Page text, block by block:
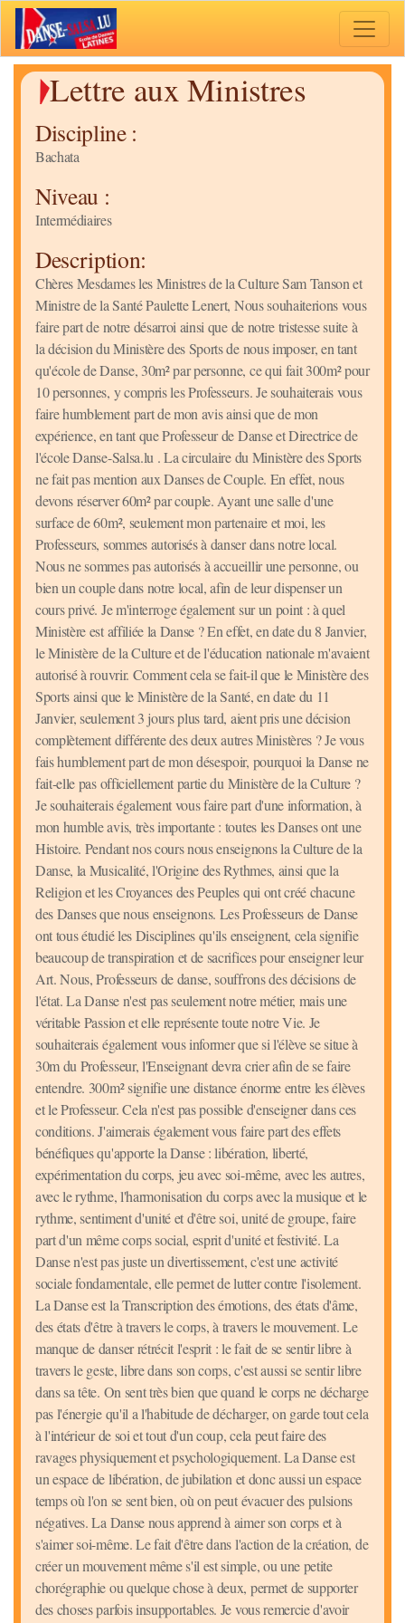
Lettre aux Ministres
Discipline :
Bachata
Niveau :
Intermédiaires
Description:
Chères Mesdames les Ministres de la Culture Sam Tanson et
Ministre de la Santé Paulette Lenert, Nous souhaiterions vous
faire part de notre désarroi ainsi que de notre tristesse suite à
la décision du Ministère des Sports de nous imposer, en tant
qu'école de Danse, 30m² par personne, ce qui fait 300m² pour
10 personnes, y compris les Professeurs. Je souhaiterais vous
faire humblement part de mon avis ainsi que de mon
expérience, en tant que Professeur de Danse et Directrice de
l'école Danse-Salsa.lu . La circulaire du Ministère des Sports
ne fait pas mention aux Danses de Couple. En effet, nous
devons réserver 60m² par couple. Ayant une salle d'une
surface de 60m², seulement mon partenaire et moi, les
Professeurs, sommes autorisés à danser dans notre local.
Nous ne sommes pas autorisés à accueillir une personne, ou
bien un couple dans notre local, afin de leur dispenser un
cours privé. Je m'interroge également sur un point : à quel
Ministère est affiliée la Danse ? En effet, en date du 8 Janvier,
le Ministère de la Culture et de l'éducation nationale m'avaient
autorisé à rouvrir. Comment cela se fait-il que le Ministère des
Sports ainsi que le Ministère de la Santé, en date du 11
Janvier, seulement 3 jours plus tard, aient pris une décision
complètement différente des deux autres Ministères ? Je vous
fais humblement part de mon désespoir, pourquoi la Danse ne
fait-elle pas officiellement partie du Ministère de la Culture ?
Je souhaiterais également vous faire part d'une information, à
mon humble avis, très importante : toutes les Danses ont une
Histoire. Pendant nos cours nous enseignons la Culture de la
Danse, la Musicalité, l'Origine des Rythmes, ainsi que la
Religion et les Croyances des Peuples qui ont créé chacune
des Danses que nous enseignons. Les Professeurs de Danse
ont tous étudié les Disciplines qu'ils enseignent, cela signifie
beaucoup de transpiration et de sacrifices pour enseigner leur
Art. Nous, Professeurs de danse, souffrons des décisions de
l'état. La Danse n'est pas seulement notre métier, mais une
véritable Passion et elle représente toute notre Vie. Je
souhaiterais également vous informer que si l'élève se situe à
30m du Professeur, l'Enseignant devra crier afin de se faire
entendre. 300m² signifie une distance énorme entre les élèves
et le Professeur. Cela n'est pas possible d'enseigner dans ces
conditions. J'aimerais également vous faire part des effets
bénéfiques qu'apporte la Danse : libération, liberté,
expérimentation du corps, jeu avec soi-même, avec les autres,
avec le rythme, l'harmonisation du corps avec la musique et le
rythme, sentiment d'unité et d'être soi, unité de groupe, faire
part d'un même corps social, esprit d'unité et festivité. La
Danse n'est pas juste un divertissement, c'est une activité
sociale fondamentale, elle permet de lutter contre l'isolement.
La Danse est la Transcription des émotions, des états d'âme,
des états d'être à travers le corps, à travers le mouvement. Le
manque de danser rétrécit l'esprit : le fait de se sentir libre à
travers le geste, libre dans son corps, c'est aussi se sentir libre
dans sa tête. On sent très bien que quand le corps ne décharge
pas l'énergie qu'il a l'habitude de décharger, on garde tout cela
à l'intérieur de soi et tout d'un coup, cela peut faire des
ravages physiquement et psychologiquement. La Danse est
un espace de libération, de jubilation et donc aussi un espace
temps où l'on se sent bien, où on peut évacuer des pulsions
négatives. La Danse nous apprend à aimer son corps et à
s'aimer soi-même. Le fait d'être dans l'action de la création, de
créer un mouvement même s'il est simple, ou une petite
chorégraphie ou quelque chose à deux, permet de supporter
des choses parfois insupportables. Je vous remercie d'avoir